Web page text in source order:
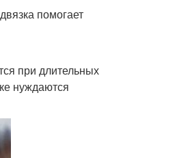
помогает
при длительных
нуждаются